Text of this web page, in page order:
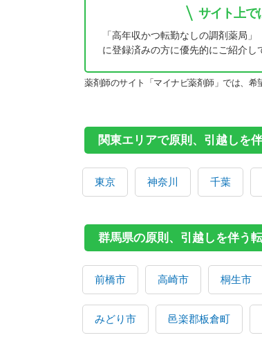
サイト上で
「高年収かつ転勤なしの調剤薬局
に登録済みの方に優先的にご紹介し
薬剤師のサイト「マイナビ薬剤師」では、希
関東エリアで原則、引越しを
東京 神奈川 千葉
群馬県の原則、引越しを伴う
前橋市 高崎市 桐生市
みどり市 邑楽郡板倉町